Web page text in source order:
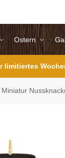
Ostern
limitiertes
Miniatur